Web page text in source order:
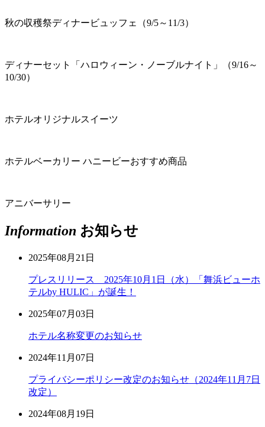
秋の収穫祭ディナービュッフェ（9/5～11/3）
ディナーセット「ハロウィーン・ノーブルナイト」（9/16～
10/30）
ホテルオリジナルスイーツ
ホテルベーカリー ハニービーおすすめ商品
アニバーサリー
Information お知らせ
2025年08月21日
プレスリリース 2025年10月1日（水）「舞浜ビューホ
テルby HULIC」が誕生！
2025年07月03日
ホテル名称変更のお知らせ
2024年11月07日
プライバシーポリシー改定のお知らせ（2024年11月7日
改定）
2024年08月19日